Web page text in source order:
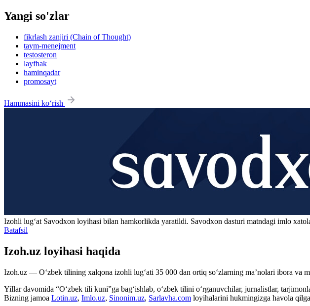
Yangi so'zlar
fikrlash zanjiri (Chain of Thought)
taym-menejment
testosteron
layfhak
haminqadar
promosayt
Hammasini ko‘rish
Izohli lugʻat Savodxon loyihasi bilan hamkorlikda yaratildi. Savodxon dasturi matndagi imlo
Batafsil
Izoh.uz loyihasi haqida
Izoh.uz — O‘zbek tilining xalqona izohli lug‘ati 35 000 dan ortiq so‘zlarning ma’nolari ibora va
Yillar davomida “O‘zbek tili kuni”ga bag‘ishlab, o‘zbek tilini o‘rganuvchilar, jurnalistlar,
Bizning jamoa Lotin.uz, Imlo.uz, Sinonim.uz, Sarlavha.com loyihalarini hukmingizga havola